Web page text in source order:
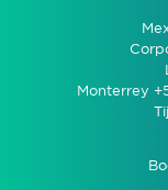
Monterrey